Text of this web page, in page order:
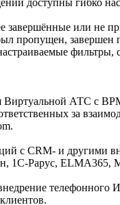
завершённые или не
пропущен,
фильтры,
Виртуальной АТС с
за
с CRM- и
1С-Рарус, ELMA365,
телефонного